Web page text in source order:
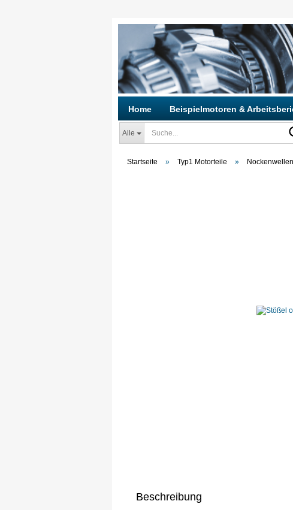
Alle
Home Beispielmotoren &
Startseite » Typ1 Motorteile »
Beschreibung